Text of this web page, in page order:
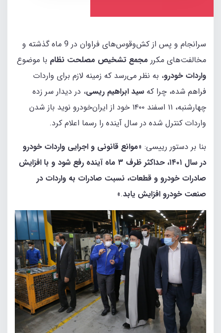
سرانجام و پس از کش‌و‌قوس‌های فراوان در 9 ماه گذشته و
مخالفت‌های مکرر مجمع تشخیص مصلحت نظام با موضوع
واردات خودرو، به نظر می‌رسد که زمینه لازم برای واردات
فراهم شده، چرا که سید ابراهیم ریسی، در دیدار سر زده
چهارشنبه، ۱۱ اسفند ۱۴۰۰ خود از ایران‌خودرو نوید باز شدن
واردات کنترل شده در سال آینده را رسما اعلام کرد.
بنا بر دستور رییسی: «موانع قانونی و اجرایی واردات خودرو
در سال ۱۴۰۱، حداکثر ظرف ۳ ماه آینده رفع شود و با افزایش
صادرات خودرو و قطعات، نسبت صادرات به واردات در
صنعت خودرو افزایش یابد.»